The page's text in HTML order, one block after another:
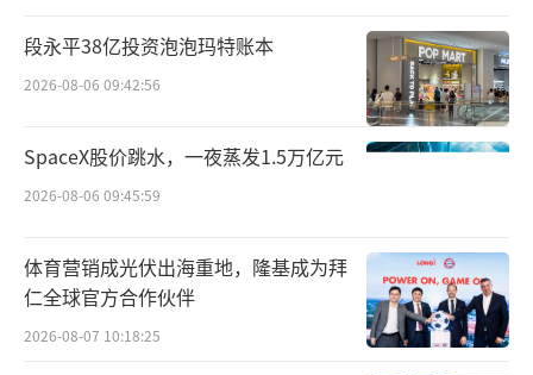
段永平38亿投资泡泡玛特账本
2026-08-06 09:42:56
SpaceX股价跳水，一夜蒸发1.5万亿元
2026-08-06 09:45:59
体育营销成光伏出海重地，隆基成为拜
仁全球官方合作伙伴
2026-08-07 10:18:25